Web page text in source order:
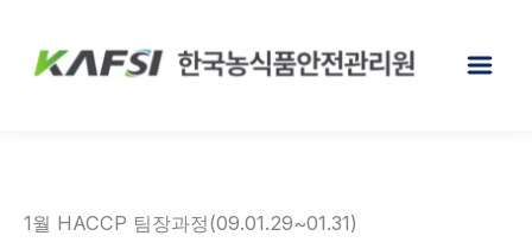
1월 HACCP 팀장과정(09.01.29~01.31)